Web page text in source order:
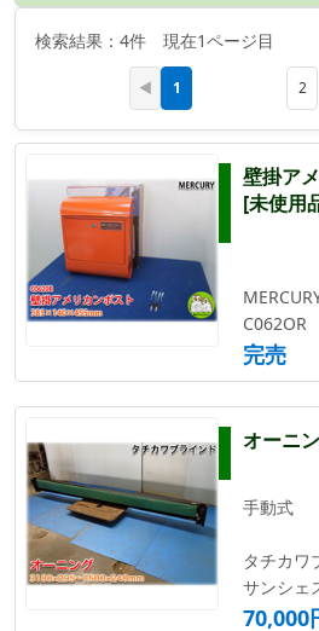
検索結果：4件 現在1ページ目
◀ 1 2
壁掛ア
[未使用
C062OR
完売
オーニ
手動式
タチカワ
サンシェ
70,000